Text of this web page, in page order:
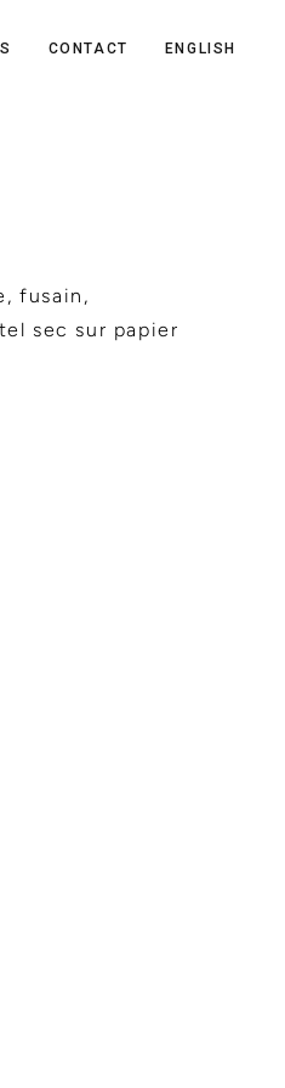
CONTACT ENGLISH
fusain,
sec sur papier